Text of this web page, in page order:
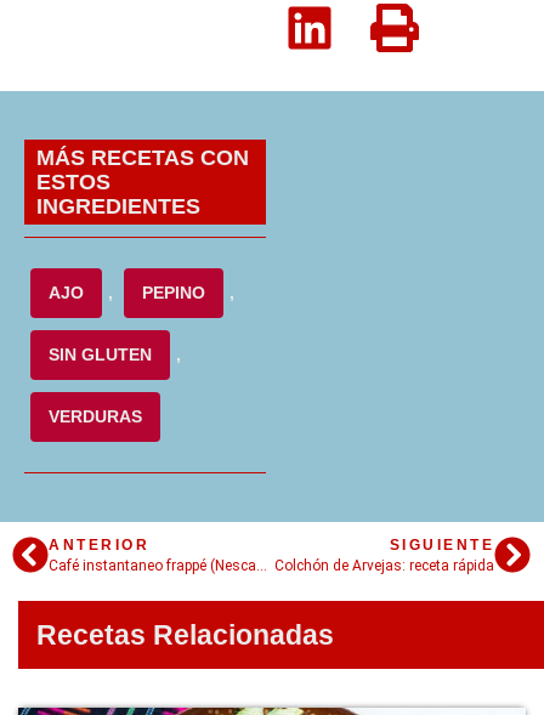
MÁS RECETAS CON
ESTOS
INGREDIENTES
AJO , PEPINO ,
SIN GLUTEN ,
VERDURAS
ANTERIOR
SIGUIENTE
Colchón de Arvejas: receta rápida
Recetas Relacionadas